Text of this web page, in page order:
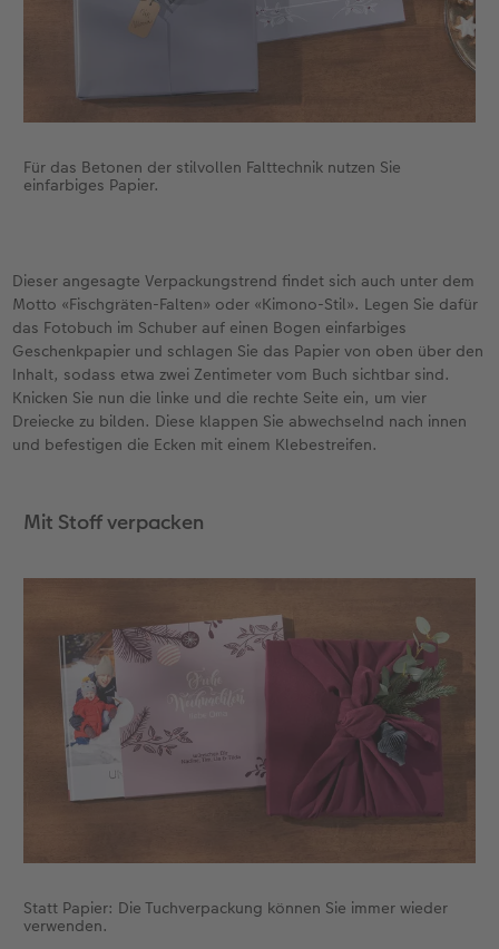
Für das Betonen der stilvollen Falttechnik nutzen Sie
einfarbiges Papier.
Dieser angesagte Verpackungstrend findet sich auch unter dem
Motto «Fischgräten-Falten» oder «Kimono-Stil». Legen Sie dafür
das Fotobuch im Schuber auf einen Bogen einfarbiges
Geschenkpapier und schlagen Sie das Papier von oben über den
Inhalt, sodass etwa zwei Zentimeter vom Buch sichtbar sind.
Knicken Sie nun die linke und die rechte Seite ein, um vier
Dreiecke zu bilden. Diese klappen Sie abwechselnd nach innen
und befestigen die Ecken mit einem Klebestreifen.
Mit Stoff verpacken
Statt Papier: Die Tuchverpackung können Sie immer wieder
verwenden.